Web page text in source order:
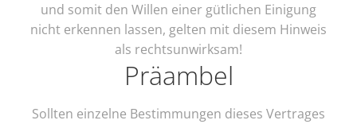
und somit den Willen einer gütlichen Einigung
nicht erkennen lassen, gelten mit diesem Hinweis
als rechtsunwirksam!
Präambel
Sollten einzelne Bestimmungen dieses Vertrages